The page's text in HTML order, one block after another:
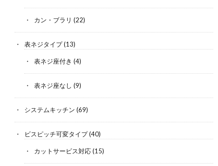
カン・ブラリ (22)
表ネジタイプ(13)
表ネジ座付き (4)
表ネジ座なし (9)
システムキッチン (69)
ビスピッチ可変タイプ(40)
カットサービス対応(15)